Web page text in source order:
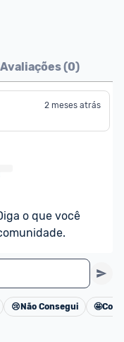
Avaliações (0)
2 meses atrás
o que você
Cancelar
😢 Não Consegui 🤩